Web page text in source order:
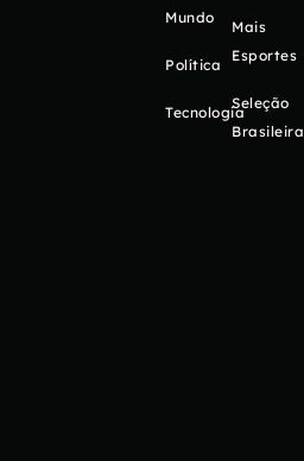
Mundo
Política
Tecnologia
Mais
Esportes
Seleção
Brasileira